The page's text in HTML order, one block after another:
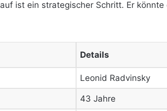
ist ein strategischer Schritt. Er
Details
Leonid Radvinsky
43 Jahre